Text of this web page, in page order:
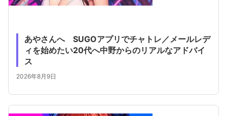
あやさんへ SUGOアプリでチャトレ／メールレデ
ィを始めたい20代へ中野からのリアルなアドバイ
ス
2026年8月9日